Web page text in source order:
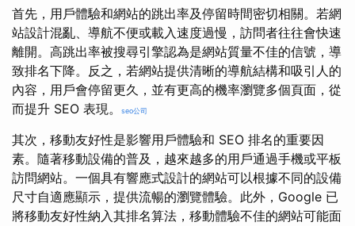
首先，用戶體驗和網站的跳出率及停留時間密切相關。若網
站設計混亂、導航不便或載入速度過慢，訪問者往往會快速
離開。高跳出率被搜尋引擎認為是網站質量不佳的信號，導
致排名下降。反之，若網站提供清晰的導航結構和吸引人的
內容，用戶會停留更久，並有更高的機率瀏覽多個頁面，從
而提升 SEO 表現。
seo公司
其次，移動友好性是影響用戶體驗和 SEO 排名的重要因
素。隨著移動設備的普及，越來越多的用戶通過手機或平板
訪問網站。一個具有響應式設計的網站可以根據不同的設備
尺寸自適應顯示，提供流暢的瀏覽體驗。此外，Google 已
將移動友好性納入其排名算法，移動體驗不佳的網站可能面